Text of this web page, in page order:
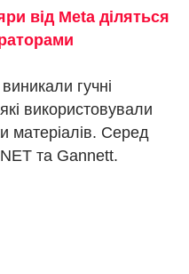
від Meta діляться
гучні
використовували
матеріалів. Серед
та Gannett.